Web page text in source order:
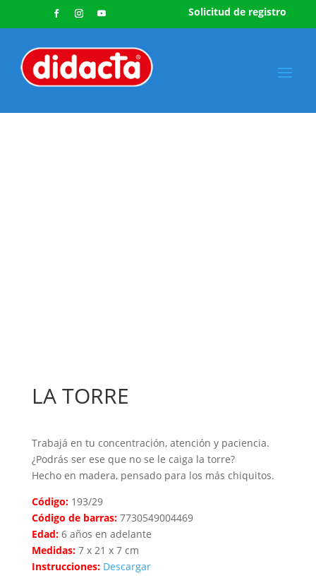
Solicitud de registro
LA TORRE
Trabajá en tu concentración, atención y paciencia.
¿Podrás ser ese que no se le caiga la torre?
Hecho en madera, pensado para los más chiquitos.
Código: 193/29
Código de barras:7730549004469
Edad:6 años en adelante
Medidas:7 x 21 x 7 cm
Instrucciones: Descargar